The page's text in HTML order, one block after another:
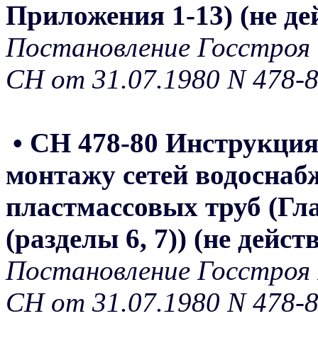
Приложения 1-13) (не
Постановление
СН от 31.07.1980 N 478-
• СН 478-80
монтажу сетей
пластмассовых труб
(разделы 6, 7)) (не
Постановление
СН от 31.07.1980 N 478-